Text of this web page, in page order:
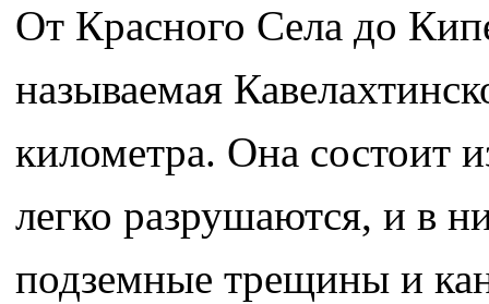
От Красного Села до
называемая
километра. Она состоит
легко разрушаются, и в
подземные трещины и